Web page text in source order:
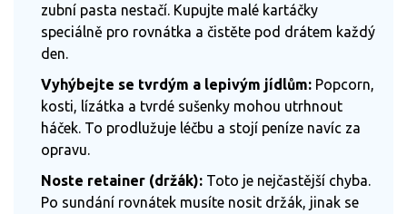
zubní pasta nestačí. Kupujte malé kartáčky
speciálně pro rovnátka a čistěte pod drátem každý
den.
Vyhýbejte se tvrdým a lepivým jídlům: Popcorn,
kosti, lízátka a tvrdé sušenky mohou utrhnout
háček. To prodlužuje léčbu a stojí peníze navíc za
opravu.
Noste retainer (držák): Toto je nejčastější chyba.
Po sundání rovnátek musíte nosit držák, jinak se